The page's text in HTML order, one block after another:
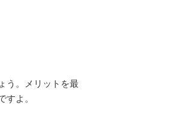
う。メリットを最
よ。